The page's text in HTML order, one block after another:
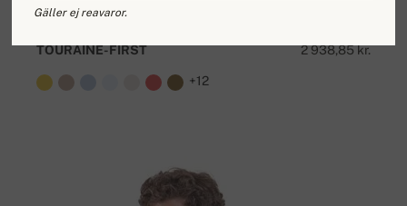
2 938,85 kr.
TOURAINE-FIRST
+12
Gäller ej reavaror.